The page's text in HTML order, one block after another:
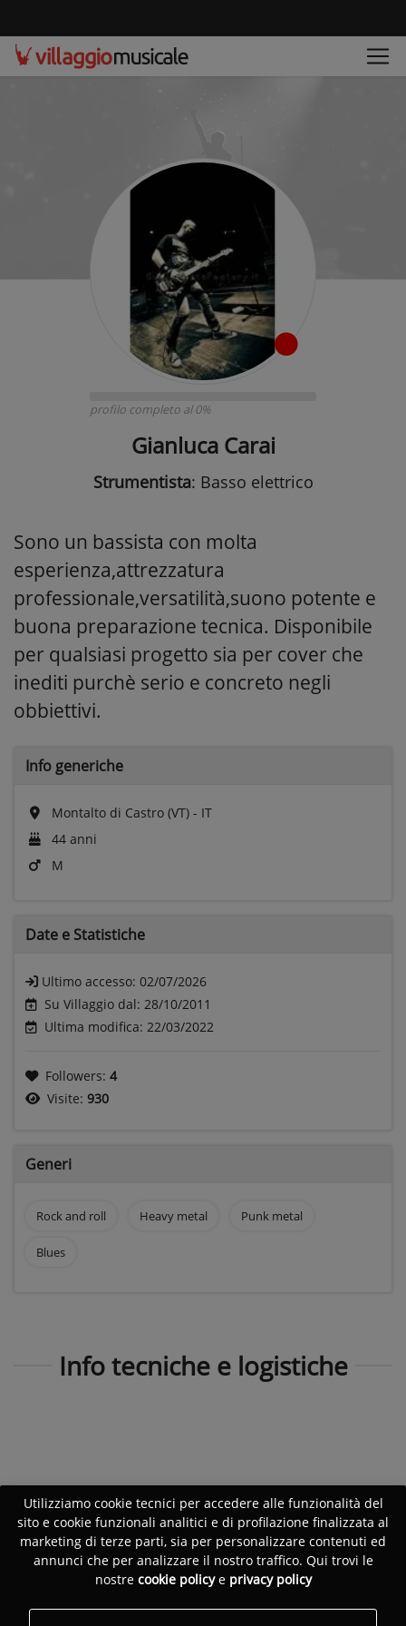
profilo completo al 0%
Gianluca Carai
Strumentista: Basso elettrico
Sono un bassista con molta
esperienza,attrezzatura
professionale,versatilità,suono potente e
buona preparazione tecnica. Disponibile
per qualsiasi progetto sia per cover che
inediti purchè serio e concreto negli
obbiettivi.
Info generiche
Montalto di Castro (VT) - IT
44 anni
M
Date e Statistiche
Ultimo accesso: 02/07/2026
Su Villaggio dal: 28/10/2011
Ultima modifica: 22/03/2022
Followers: 4
Visite: 930
Generi
Rock and roll Heavy metal Punk metal
Blues
Info tecniche e logistiche
Utilizziamo cookie tecnici per accedere alle funzionalità del
sito e cookie funzionali analitici e di profilazione finalizzata al
marketing di terze parti, sia per personalizzare contenuti ed
annunci che per analizzare il nostro traffico. Qui trovi le
nostre cookie policye privacy policy